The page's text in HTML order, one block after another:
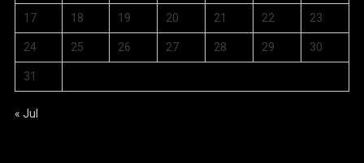
17 18 19 20 21 22 23
24 25 26 27 28 29 30
31
« Jul